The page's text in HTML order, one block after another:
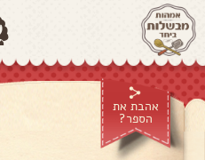
אהבת את
הספר?